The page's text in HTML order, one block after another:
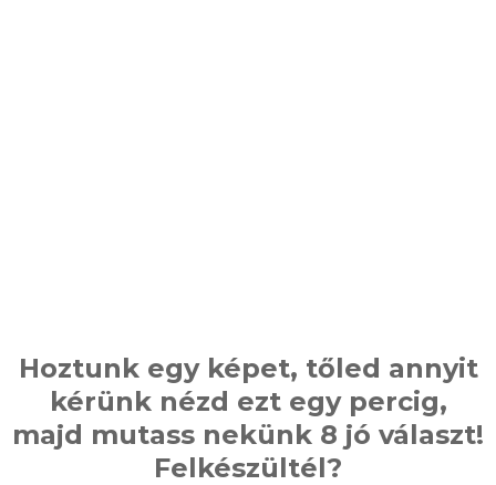
Hoztunk egy képet, tőled annyit
kérünk nézd ezt egy percig,
majd mutass nekünk 8 jó választ!
Felkészültél?